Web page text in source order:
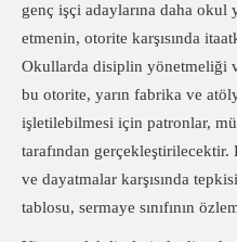
genç işçi adaylarına daha okul
etmenin, otorite karşısında
Okullarda disiplin yönetmeliği
bu otorite, yarın fabrika ve
işletilebilmesi için patronlar,
tarafından gerçekleştirilecektir.
ve dayatmalar karşısında
tablosu, sermaye sınıfının